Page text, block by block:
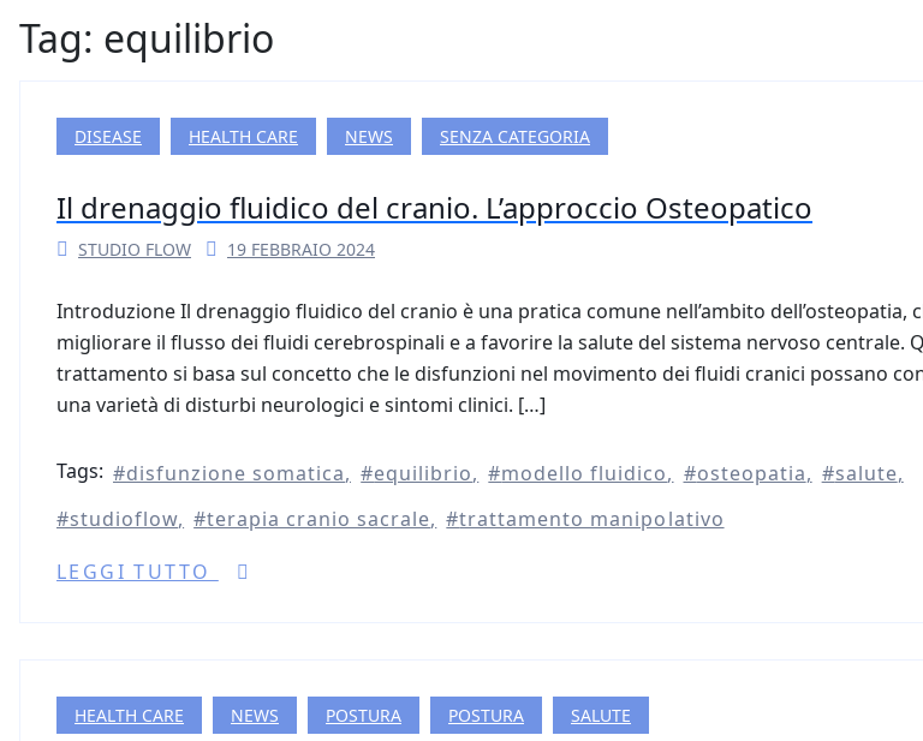
Tag: equilibrio
DISEASE HEALTH CARE NEWS SENZA CATEGORIA
Il drenaggio fluidico del cranio. L’approccio Osteopatico
STUDIO FLOW 19 FEBBRAIO 2024
Introduzione Il drenaggio fluidico del cranio è una pratica comune nell’ambito dell’osteopatia,
migliorare il flusso dei fluidi cerebrospinali e a favorire la salute del sistema nervoso centrale.
trattamento si basa sul concetto che le disfunzioni nel movimento dei fluidi cranici possano
una varietà di disturbi neurologici e sintomi clinici. […]
Tags: disfunzione somatica equilibrio modello fluidico osteopatia
salute
studioflow
terapia cranio sacrale
trattamento manipolativo
LEGGI TUTTO
HEALTH CARE NEWS POSTURA POSTURA SALUTE